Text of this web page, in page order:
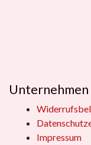
Unternehmen
Impressum